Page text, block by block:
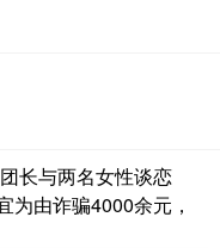
长与两名女性谈恋
为由诈骗4000余元，